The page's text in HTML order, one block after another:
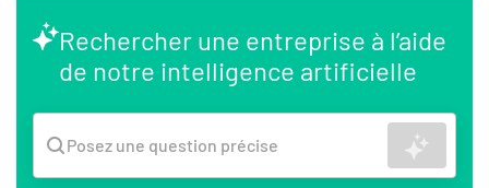
Rechercher une entreprise à l’aide
de notre intelligence artificielle
Posez une question précise